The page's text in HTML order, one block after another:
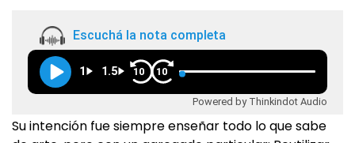
Escuchá la nota completa
1 1.5 10 10
Powered by Thinkindot Audio
Su intención fue siempre enseñar todo lo que sabe